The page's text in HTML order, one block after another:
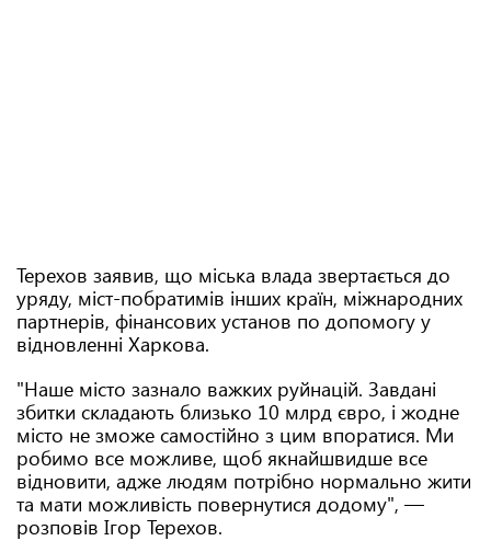
Терехов заявив, що міська влада звертається до
уряду, міст-побратимів інших країн, міжнародних
партнерів, фінансових установ по допомогу у
відновленні Харкова.
"Наше місто зазнало важких руйнацій. Завдані
збитки складають близько 10 млрд євро, і жодне
місто не зможе самостійно з цим впоратися. Ми
робимо все можливе, щоб якнайшвидше все
відновити, адже людям потрібно нормально жити
та мати можливість повернутися додому", —
розповів Ігор Терехов.